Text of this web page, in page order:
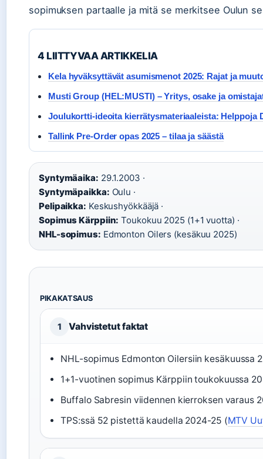
sopimuksen partaalle ja mitä se merkitsee Oulun
4 LIITTYVAA ARTIKKELIA
Kela hyväksyttävät asumismenot 2025: Rajat ja
Musti Group (HEL:MUSTI) – Yritys, osake ja
Joulukortti-ideoita kierrätysmateriaaleista: Helppoja
Tallink Pre-Order opas 2025 – tilaa ja säästä
Syntymäaika: 29.1.2003 ·
Syntymäpaikka: Oulu ·
Pelipaikka: Keskushyökkääjä ·
Sopimus Kärppiin: Toukokuu 2025 (1+1 vuotta) ·
NHL-sopimus: Edmonton Oilers (kesäkuu 2025)
PIKAKATSAUS
1 Vahvistetut faktat
NHL-sopimus Edmonton Oilersiin kesäkuussa
1+1-vuotinen sopimus Kärppiin toukokuussa
Buffalo Sabresin viidennen kierroksen varaus
TPS:ssä 52 pistettä kaudella 2024-25 (MTV